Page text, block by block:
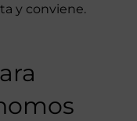
y conviene.